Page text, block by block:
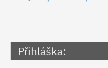
Přihláška: